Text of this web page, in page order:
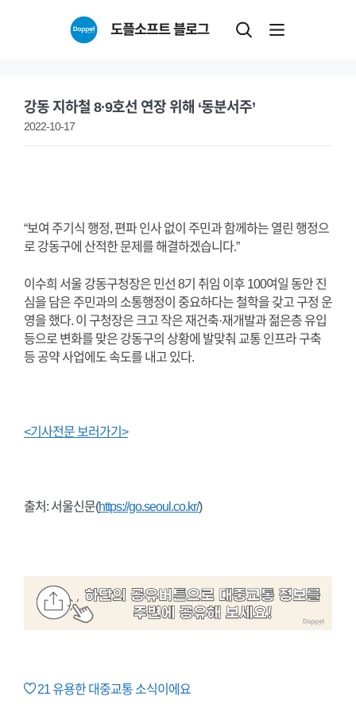
도플소프트 블로그
강동 지하철 8·9호선 연장 위해 ‘동분서주’
2022-10-17
“보여 주기식 행정, 편파 인사 없이 주민과 함께하는 열린 행정으
로 강동구에 산적한 문제를 해결하겠습니다.”
이수희 서울 강동구청장은 민선 8기 취임 이후 100여일 동안 진
심을 담은 주민과의 소통행정이 중요하다는 철학을 갖고 구정 운
영을 했다. 이 구청장은 크고 작은 재건축·재개발과 젊은층 유입
등으로 변화를 맞은 강동구의 상황에 발맞춰 교통 인프라 구축
등 공약 사업에도 속도를 내고 있다.
<기사전문 보러가기>
출처: 서울신문(https://go.seoul.co.kr/)
21유용한 대중교통 소식이에요